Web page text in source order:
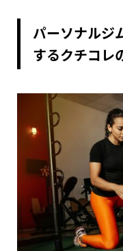
パーソナルジ
するクチコレ